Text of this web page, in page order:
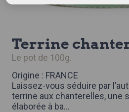
terrine
le pot de 100g.
Origine : FRANCE
Laissez-vous séduire par
terrine aux chanterelles, une
élaborée à ba...